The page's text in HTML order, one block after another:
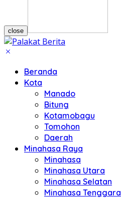
close
Beranda
Kota
Manado
Bitung
Kotamobagu
Tomohon
Daerah
Minahasa Raya
Minahasa
Minahasa Utara
Minahasa Selatan
Minahasa Tenggara